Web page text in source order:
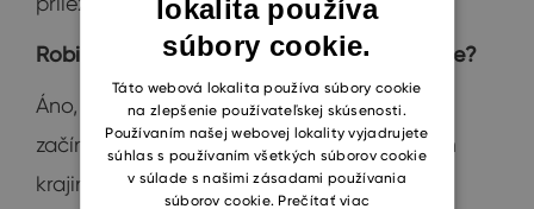
Robili ste v eWay-CRM nejaké customizácie?
Áno, nejaké úpravy už sme robili. Navyše
začíname naše služby ponúkať aj v rôznych
krajinách, takže budeme potrebovať
SLOVAK
lokalita používa
súbory cookie.
Táto webová lokalita používa súbory cookie
na zlepšenie používateľskej skúsenosti.
Používaním našej webovej lokality vyjadrujete
súhlas s používaním všetkých súborov cookie
v súlade s našimi zásadami používania
súborov cookie. Prečítať viac